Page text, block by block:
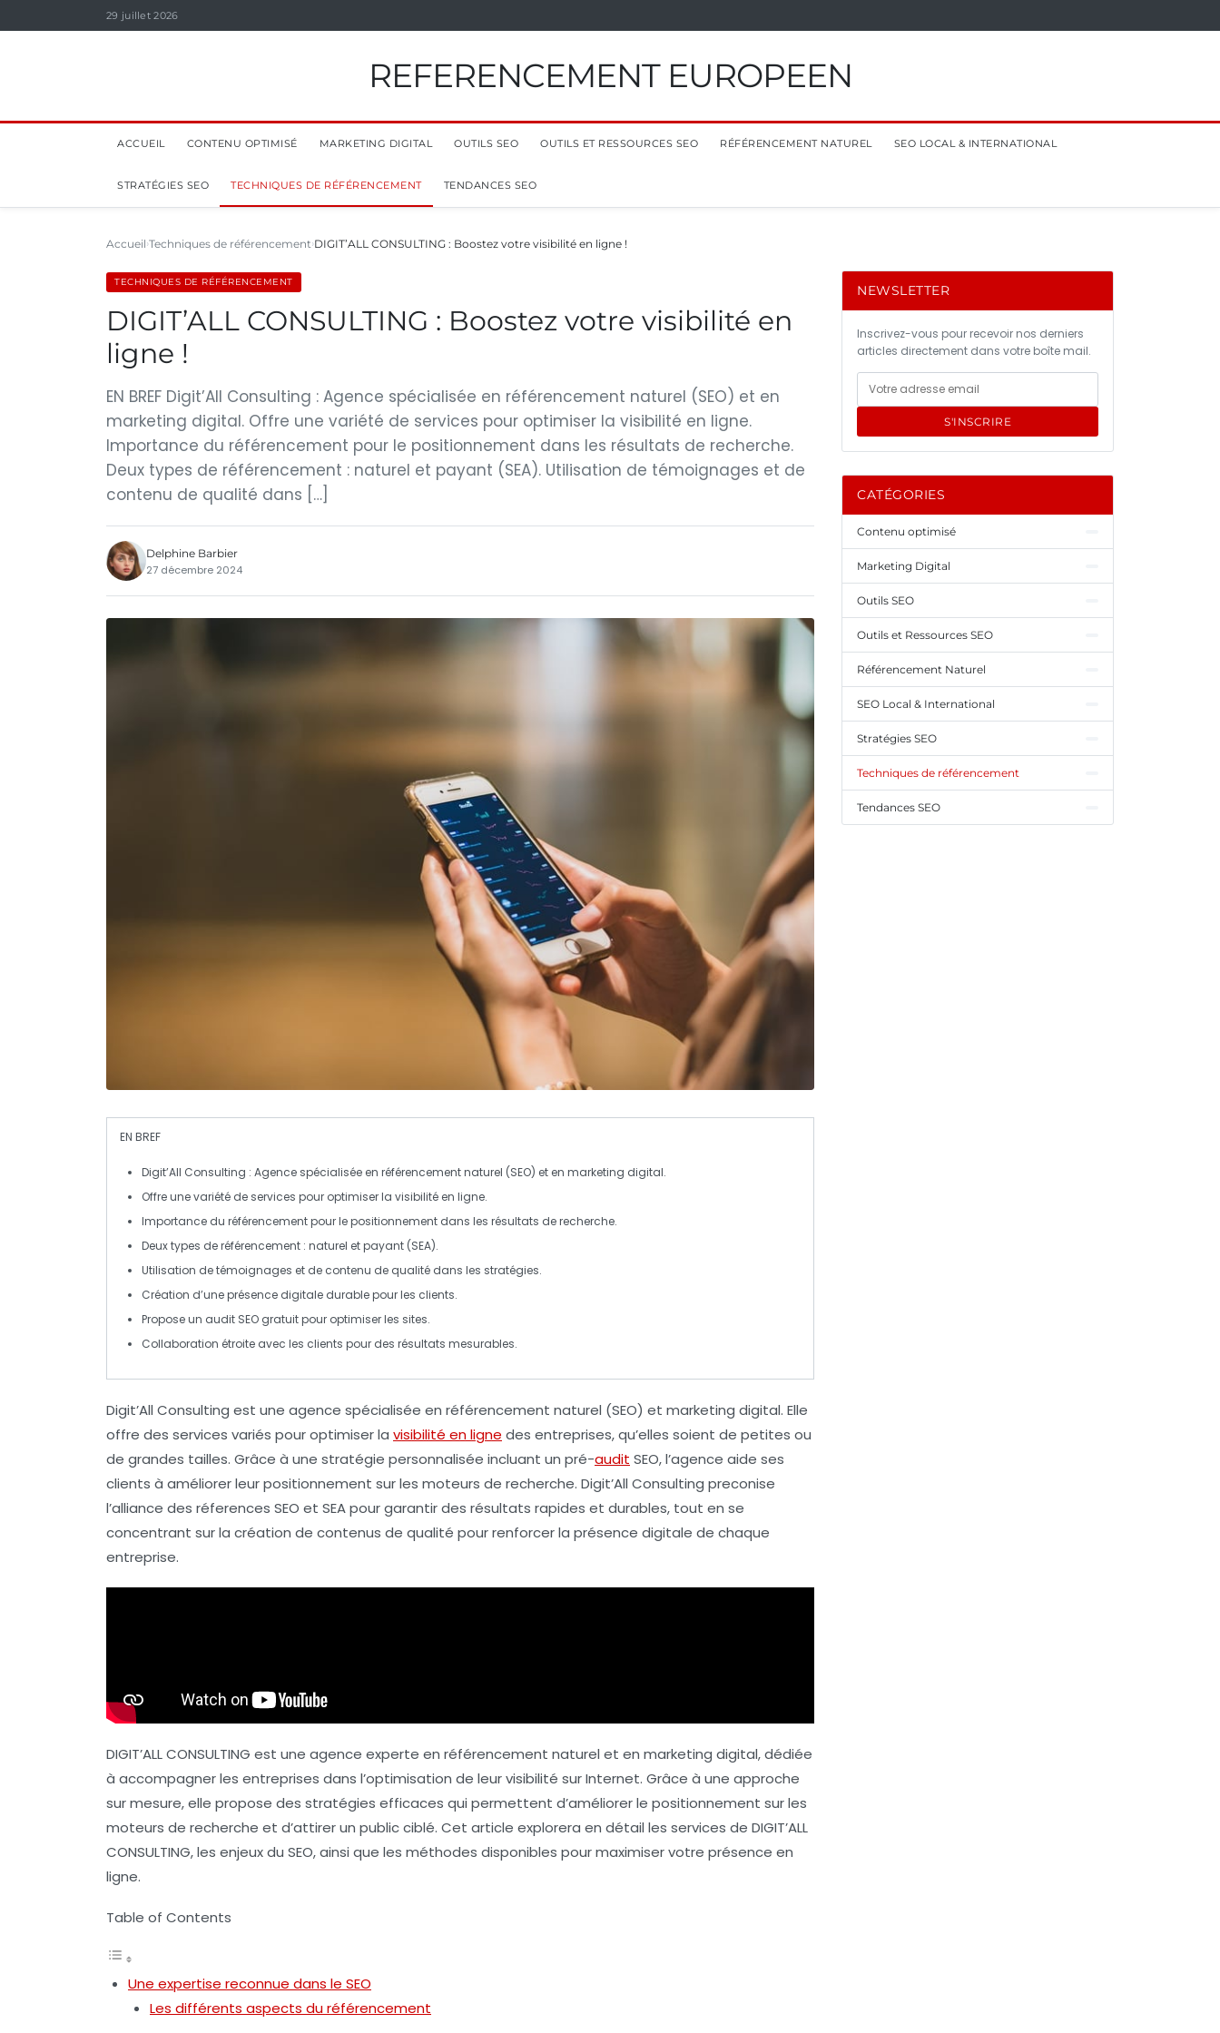
29 juillet 2026
REFERENCEMENT EUROPEEN
ACCUEIL CONTENU OPTIMISÉ MARKETING DIGITAL OUTILS SEO OUTILS ET RESSOURCES SEO RÉFÉRENCEMENT NATUREL SEO LOCAL & INTERNATIONAL
STRATÉGIES SEO TECHNIQUES DE RÉFÉRENCEMENT TENDANCES SEO
Accueil Techniques de référencement DIGIT’ALL CONSULTING : Boostez votre visibilité en ligne !
TECHNIQUES DE RÉFÉRENCEMENT
DIGIT’ALL CONSULTING : Boostez votre visibilité en
ligne !
EN BREF Digit’All Consulting : Agence spécialisée en référencement naturel (SEO) et en
marketing digital. Offre une variété de services pour optimiser la visibilité en ligne.
Importance du référencement pour le positionnement dans les résultats de recherche.
Deux types de référencement : naturel et payant (SEA). Utilisation de témoignages et de
contenu de qualité dans […]
Delphine Barbier
27 décembre 2024
EN BREF
Digit’All Consulting : Agence spécialisée en référencement naturel (SEO) et en marketing digital.
Offre une variété de services pour optimiser la visibilité en ligne.
Importance du référencementpour le positionnement dans les résultats de recherche.
Deux types de référencement : naturel etpayant (SEA).
Utilisation detémoignages et de contenu de qualité dans les stratégies.
Création d’uneprésence digitale durable pour les clients.
Propose un audit SEO gratuit pour optimiser les sites.
Collaboration étroite avec les clients pour des résultats mesurables.
Digit’All Consulting est une agence spécialisée en référencement naturel (SEO) et marketing digital. Elle
offre des services variés pour optimiser la visibilité en ligne des entreprises, qu’elles soient de petites ou
de grandes tailles. Grâce à une stratégie personnalisée incluant un pré-audit SEO, l’agence aide ses
clients à améliorer leur positionnement sur les moteurs de recherche. Digit’All Consulting preconise
l’alliance des réferences SEO et SEA pour garantir des résultats rapides et durables, tout en se
concentrant sur la création de contenus de qualité pour renforcer la présence digitale de chaque
entreprise.
DIGIT’ALL CONSULTING est une agence experte en référencement naturel et en marketing digital, dédiée
à accompagner les entreprises dans l’optimisation de leur visibilité sur Internet. Grâce à une approche
sur mesure, elle propose des stratégies efficaces qui permettent d’améliorer le positionnement sur les
moteurs de recherche et d’attirer un public ciblé. Cet article explorera en détail les services de DIGIT’ALL
CONSULTING, les enjeux du SEO, ainsi que les méthodes disponibles pour maximiser votre présence en
ligne.
Table of Contents
Une expertise reconnue dans le SEO
Les différents aspects du référencement
NEWSLETTER
Inscrivez-vous pour recevoir nos derniers
articles directement dans votre boîte mail.
S'INSCRIRE
CATÉGORIES
Contenu optimisé
Marketing Digital
Outils SEO
Outils et Ressources SEO
Référencement Naturel
SEO Local & International
Stratégies SEO
Techniques de référencement
Tendances SEO